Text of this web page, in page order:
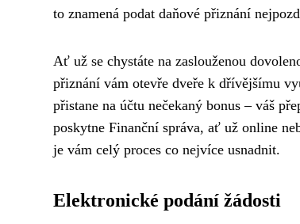
to znamená podat daňové přiznání
Ať už se chystáte na zaslouženou
přiznání vám otevře dveře k dřívějšímu
přistane na účtu nečekaný bonus – váš
poskytne Finanční správa, ať už online
je vám celý proces co nejvíce usnadnit.
Elektronické podání žádosti